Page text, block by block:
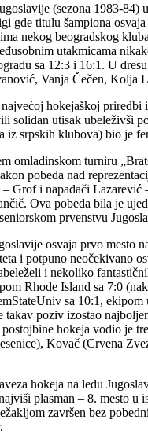
(sezona 1983-
gde titulu šampiona
nekog beogradskog
utakmicama
sa 12:3 i 16:1. U
Vanja Čečen, Kolja
hokejaškoj
solidan utisak
iz srpskih klubova) bio je
omladinskom turniru
pobeda nad
Grof i napadači Lazarević
Ova pobeda bila je
prvenstvu
osvaja prvo
i potpuno neočekivano
i nekoliko
Rhode Island sa 7:0
sa 10:1,
poziv izostao
hokeja vodio je
Kovač (Crvena
hokeja na ledu
plasman – 8.
završen bez